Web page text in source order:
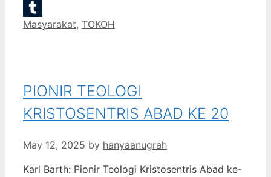
Email
Tumblr
Categories
Masyarakat, TOKOH
PIONIR TEOLOGI
KRISTOSENTRIS ABAD KE 20
May 12, 2025 by hanyaanugrah
Karl Barth: Pionir Teologi Kristosentris Abad ke-